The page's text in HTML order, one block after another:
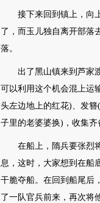
接下来回到镇上，向
了，而玉儿独自离开部落
落。
出了黑山镇来到芦家
可以利用这个机会混上运
头左边地上的红花)、发
子里的老婆婆换)，收集齐
在船上，隋兵要张烈
息，这时，大家想到在船
干脆夺船。在回到船尾后
了一队官兵前来，再次将